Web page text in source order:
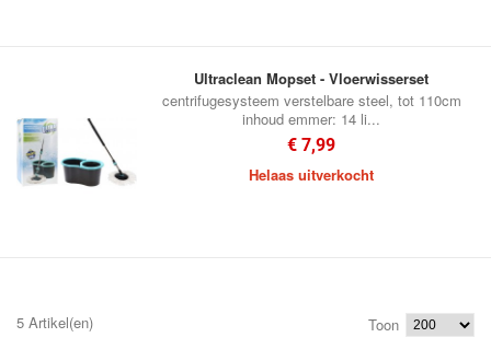
Ultraclean Mopset - Vloerwisserset
centrifugesysteem verstelbare steel, tot 110cm
inhoud emmer: 14 li...
€ 7,99
Helaas uitverkocht
5 Artikel(en) Toon